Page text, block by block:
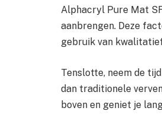
Alphacryl Pure Mat
aanbrengen. Deze
gebruik van
Tenslotte, neem de
dan traditionele
boven en geniet je